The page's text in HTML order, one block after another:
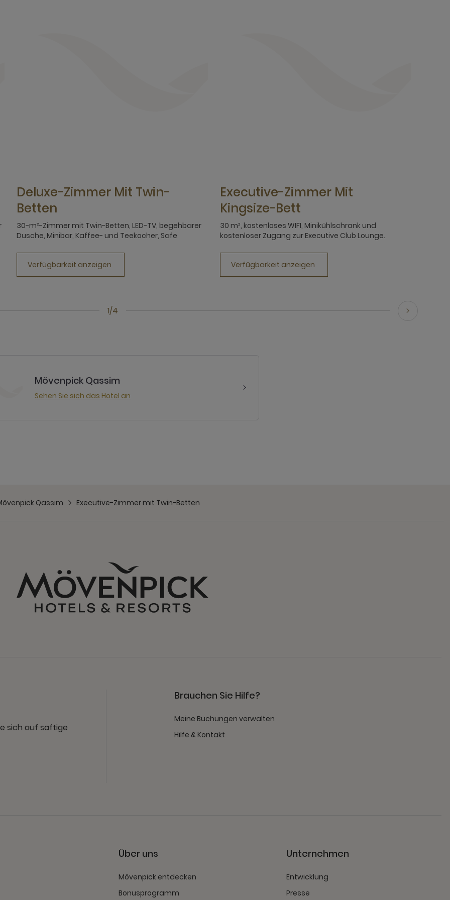
1/4
Deluxe-Zimmer Mit Twin-
Betten
30-m²-Zimmer mit Twin-Betten, LED-TV, begehbarer
Dusche, Minibar, Kaffee- und Teekocher, Safe
Verfügbarkeit anzeigen
Executive-Zimmer Mit
Kingsize-Bett
30 m², kostenloses WIFI, Minikühlschrank und
kostenloser Zugang zur Executive Club Lounge.
Verfügbarkeit anzeigen
Mövenpick Qassim
Sehen Sie sich das Hotel an
Qassim Executive-Zimmer mit Twin-Betten
sich auf saftige
Brauchen Sie Hilfe?
Meine Buchungen verwalten
Hilfe & Kontakt
Über uns
Mövenpick entdecken
Bonusprogramm
Unternehmen
Entwicklung
Presse